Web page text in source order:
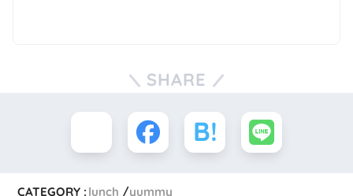
SHARE
CATEGORY : lunch
yummy